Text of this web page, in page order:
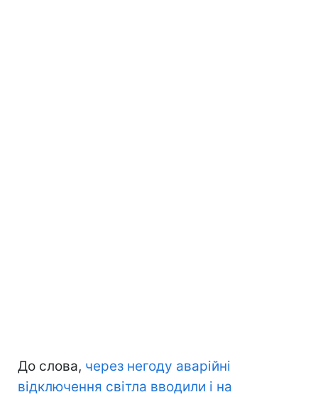
До слова, через негоду аварійні
відключення світла вводили і на